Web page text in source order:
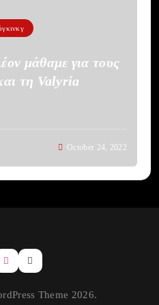
μάθαμε για τους
τη Valyria
October 24, 2022
Theme 2026.